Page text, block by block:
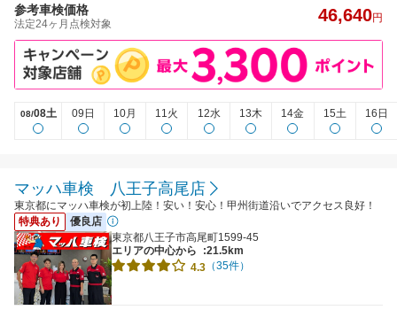
参考車検価格
法定24ヶ月点検対象 46,640円
08/08土 09日 10月 11火 12水 13木 14金 15土 16日
マッハ車検 八王子高尾店
東京都にマッハ車検が初上陸！安い！安心！甲州街道沿いでアクセス良好！
特典あり
優良店
東京都八王子市高尾町1599-45
エリアの中心から
:21.5km
4.3 （35件）